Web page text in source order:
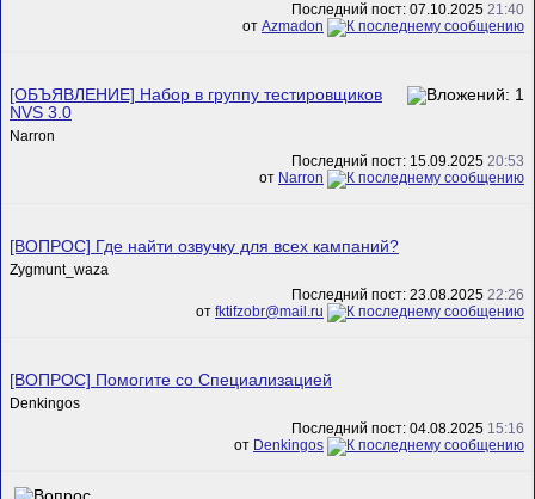
Последний пост: 07.10.2025 21:40
от Azmadon
[ОБЪЯВЛЕНИЕ] Набор в группу тестировщиков
NVS 3.0
Narron
Последний пост: 15.09.2025 20:53
от Narron
[ВОПРОС] Где найти озвучку для всех кампаний?
Zygmunt_waza
Последний пост: 23.08.2025 22:26
от fktifzobr@mail.ru
[ВОПРОС] Помогите со Специализацией
Denkingos
Последний пост: 04.08.2025 15:16
от Denkingos